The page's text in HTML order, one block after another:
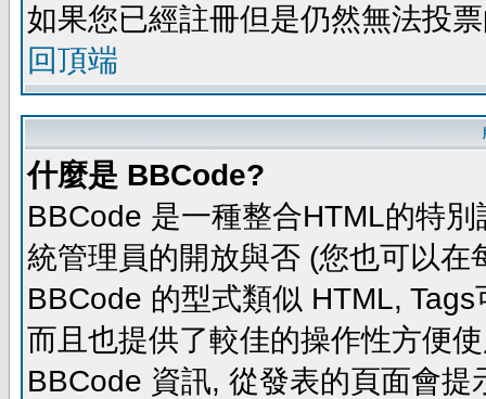
如果您已經註冊但是仍然無法投
回頂端
什麼是 BBCode?
BBCode 是一種整合HTML的特
統管理員的開放與否 (您也可以
BBCode 的型式類似 HTML,
而且也提供了較佳的操作性方便
BBCode 資訊, 從發表的頁面會提